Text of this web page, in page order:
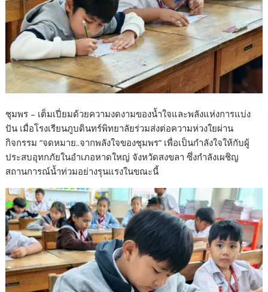
ชุมพร – เต็มเปี่ยมด้วยความงดงามของน้ำใจและพลังแห่งการแบ่ง
ปัน เมื่อโรงเรียนภูบดินทร์พิทยาลัยร่วมส่งต่อความห่วงใยผ่าน
กิจกรรม “จดหมาย..จากพลังใจของชุมพร” เพื่อเป็นกำลังใจให้กับผู้
ประสบอุทกภัยในอำเภอหาดใหญ่ จังหวัดสงขลา ซึ่งกำลังเผชิญ
สถานการณ์น้ำท่วมอย่างรุนแรงในขณะนี้